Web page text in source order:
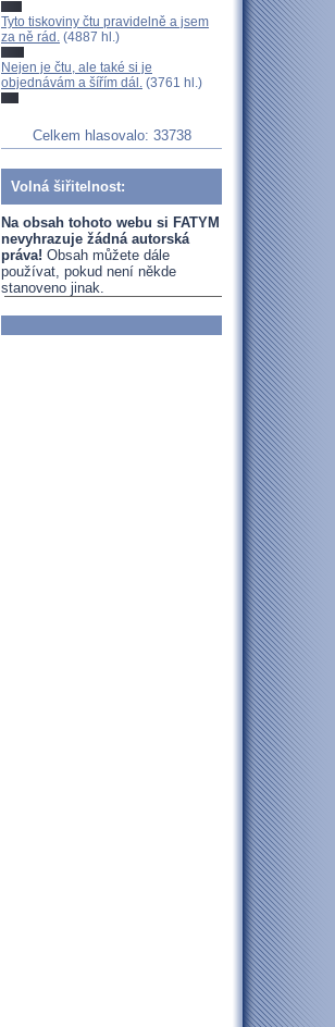
Tyto tiskoviny čtu pravidelně a jsem
za ně rád. (4887 hl.)
Nejen je čtu, ale také si je
objednávám a šířím dál. (3761 hl.)
Celkem hlasovalo: 33738
Volná šiřitelnost:
Na obsah tohoto webu si FATYM
nevyhrazuje žádná autorská
práva! Obsah můžete dále
používat, pokud není někde
stanoveno jinak.